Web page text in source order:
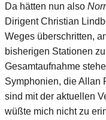
Da hätten nun also
Dirigent Christian
Weges überschritten,
bisherigen Stationen
Gesamtaufnahme
Symphonien, die Allan
sind mit der aktuellen
wüßte mich nicht zu